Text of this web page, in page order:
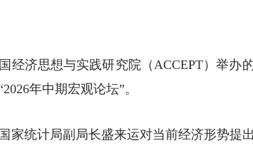
经济思想与实践研究院（ACCEPT）举办
年中期宏观论坛”。
家统计局副局长盛来运对当前经济形势提